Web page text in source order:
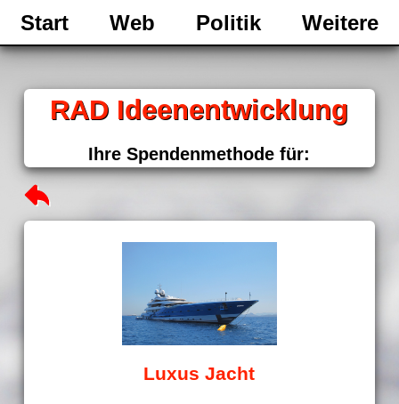
Start Web Politik Weitere
RAD Ideenentwicklung
Ihre Spendenmethode für:
Luxus Jacht